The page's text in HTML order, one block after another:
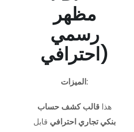
مظهر
رسمي
احترافي)
الميزات:
هذا قالب كشف حساب
بنكي تجاري احترافي قابل